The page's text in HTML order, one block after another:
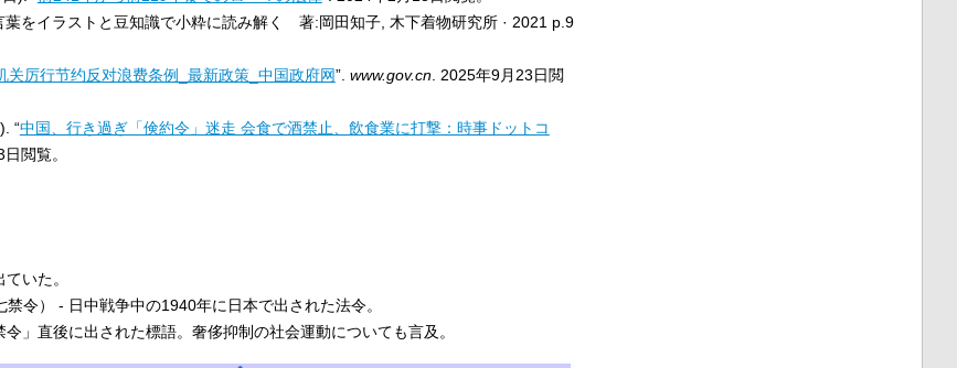
葉をイラストと豆知識で小粋に読み解く 著:岡田知子, 木下着物研究所 · 2021 p.9
关厉行节约反对浪费条例_最新政策_中国政府网”. www.gov.cn. 2025年9月23日閲
“中国、行き過ぎ「倹約令」迷走 会食で酒禁止、飲食業に打撃：時事ドットコ
閲覧。
いた。
禁令） - 日中戦争中の1940年に日本で出された法令。
」直後に出された標語。奢侈抑制の社会運動についても言及。